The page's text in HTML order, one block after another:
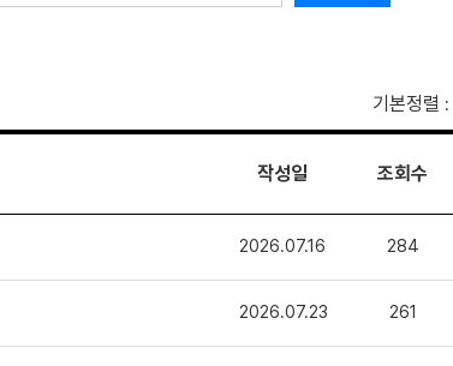
기본정렬 :
작성일 조회수
2026.07.16 284
2026.07.23 261